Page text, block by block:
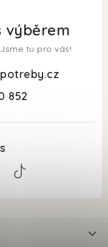
výběrem
tu pro vás!
852